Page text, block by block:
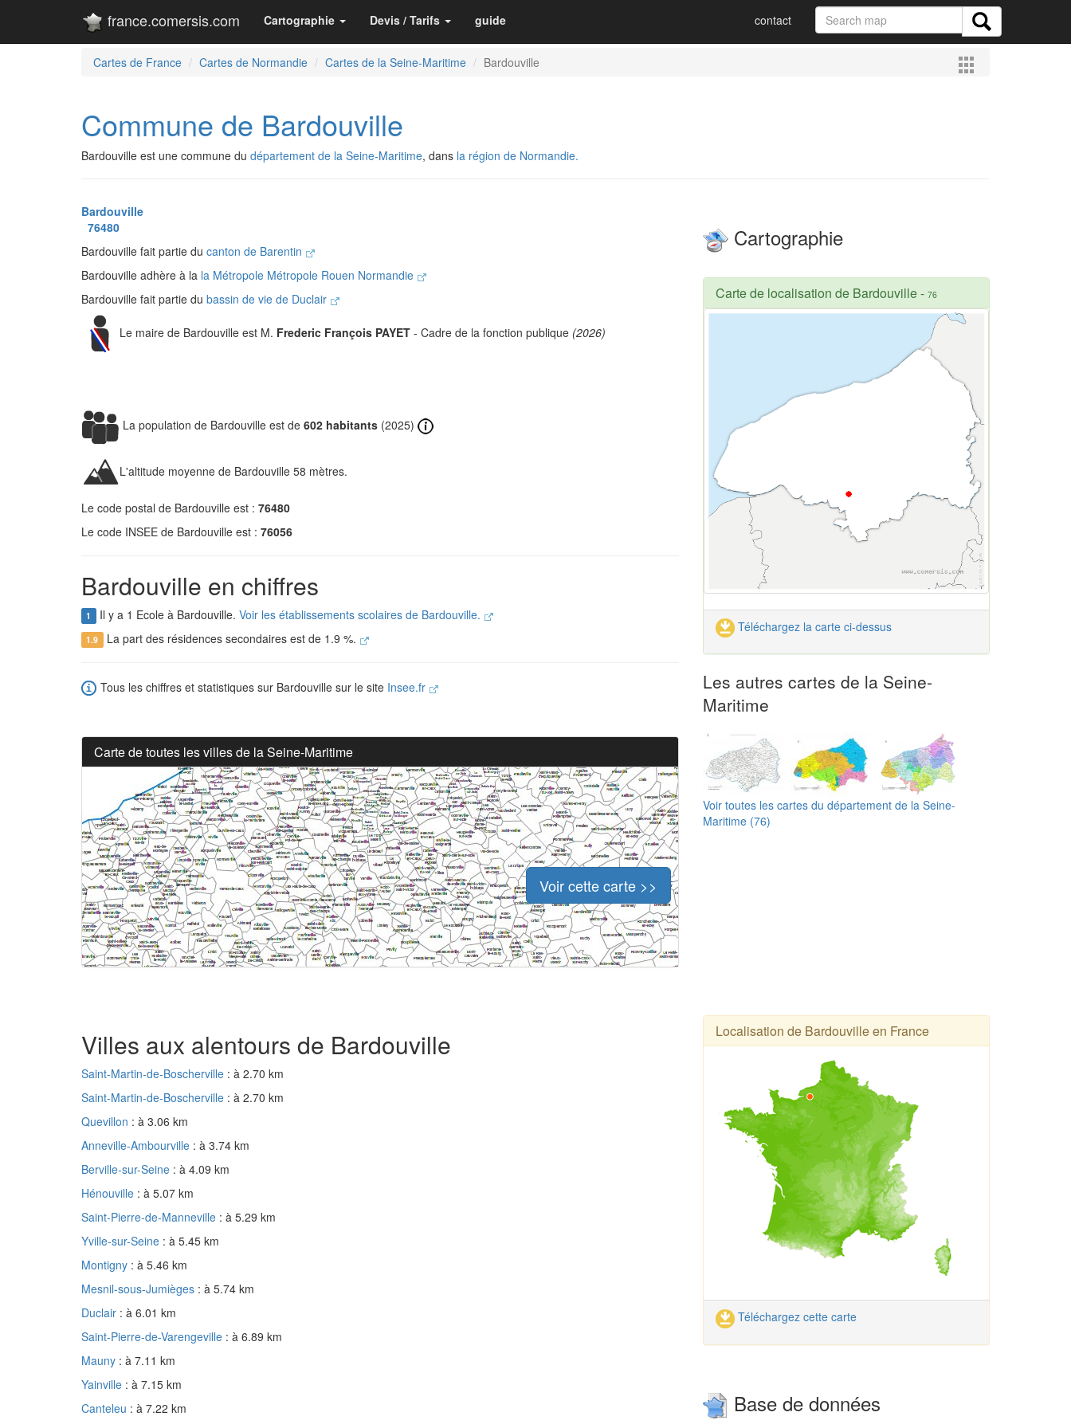
france.comersis.com Cartographie Devis / Tarifs guide contact
Cartes de France Cartes de Normandie Cartes de la Seine-Maritime Bardouville
Commune de Bardouville
Bardouville est une commune du département de la Seine-Maritime, dans la région de Normandie.
Bardouville
76480
Bardouville fait partie du canton de Barentin
Bardouville adhère à la la Métropole Métropole Rouen Normandie
Bardouville fait partie du bassin de vie de Duclair
Le maire de Bardouville est M. Frederic François PAYET - Cadre de la fonction publique (2026)
La population de Bardouville est de 602 habitants (2025)
L'altitude moyenne de Bardouville 58 mètres.
Le code postal de Bardouville est : 76480
Le code INSEE de Bardouville est : 76056
Bardouville en chiffres
1 Il y a 1 Ecole à Bardouville. Voir les établissements scolaires de Bardouville.
1.9 La part des résidences secondaires est de 1.9 %.
Tous les chiffres et statistiques sur Bardouville sur le site Insee.fr
Carte de toutes les villes de la Seine-Maritime
Voir cette carte >>
Cartographie
Carte de localisation de Bardouville- 76
Téléchargez la carte ci-dessus
Les autres cartes de la Seine-
Maritime
Voir toutes les cartes du département de la Seine-
Maritime (76)
Villes aux alentours de Bardouville
Saint-Martin-de-Boscherville : à 2.70 km
Saint-Martin-de-Boscherville : à 2.70 km
Quevillon : à 3.06 km
Anneville-Ambourville : à 3.74 km
Berville-sur-Seine : à 4.09 km
Hénouville : à 5.07 km
Saint-Pierre-de-Manneville : à 5.29 km
Yville-sur-Seine : à 5.45 km
Montigny : à 5.46 km
Mesnil-sous-Jumièges : à 5.74 km
Duclair : à 6.01 km
Saint-Pierre-de-Varengeville : à 6.89 km
Mauny : à 7.11 km
Yainville : à 7.15 km
Canteleu : à 7.22 km
Localisation de Bardouville en France
Téléchargez cette carte
Base de données